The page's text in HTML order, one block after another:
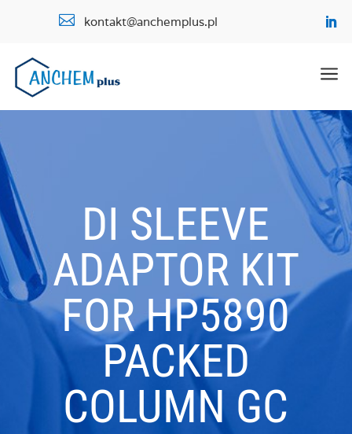
 kontakt@anchemplus.pl
a
DI SLEEVE
ADAPTOR KIT
FOR HP5890
PACKED
COLUMN GC